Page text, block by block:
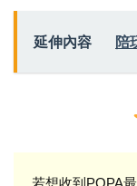
延伸內容 陪
若想收到POPA